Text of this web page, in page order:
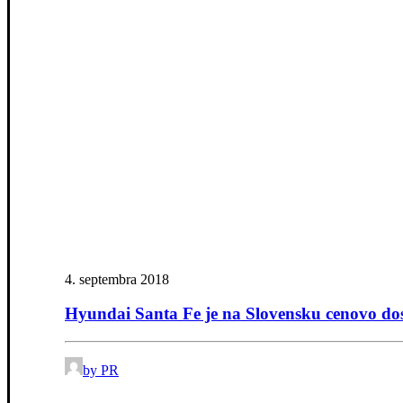
4. septembra 2018
Hyundai Santa Fe je na Slovensku cenovo
by PR